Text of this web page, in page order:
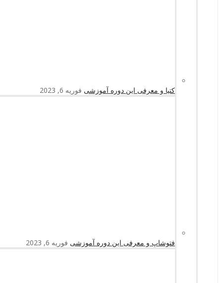
کتیا و معرفی این دوره آموزشی فوریه 6, 2023
فتوشاپ و معرفی این دوره آموزشی فوریه 6, 2023